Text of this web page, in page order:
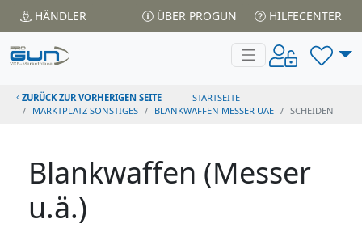
HÄNDLER ÜBER PROGUN HILFECENTER
ZURÜCK ZUR VORHERIGEN SEITE
STARTSEITE
MARKTPLATZ SONSTIGES
BLANKWAFFEN MESSER UAE SCHEIDEN
Blankwaffen (Messer
u.ä.)